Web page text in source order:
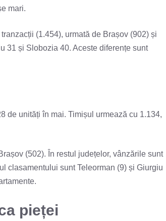
mari.
(1.454), urmată de Brașov (902) și
31 și Slobozia 40. Aceste diferențe sunt
de unități în mai. Timișul urmează cu 1.134,
(502). În restul județelor, vânzările sunt
clasamentului sunt Teleorman (9) și Giurgiu
pieței